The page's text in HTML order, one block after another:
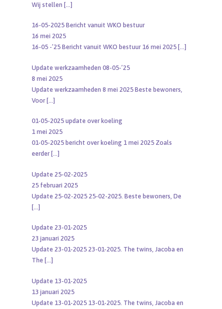
Wij stellen […]
16-05-2025 Bericht vanuit WKO bestuur
16 mei 2025
16-05 -’25 Bericht vanuit WKO bestuur 16 mei 2025 […]
Update werkzaamheden 08-05-’25
8 mei 2025
Update werkzaamheden 8 mei 2025 Beste bewoners,
Voor […]
01-05-2025 update over koeling
1 mei 2025
01-05-2025 bericht over koeling 1 mei 2025 Zoals
eerder […]
Update 25-02-2025
25 februari 2025
Update 25-02-2025 25-02-2025. Beste bewoners, De
[…]
Update 23-01-2025
23 januari 2025
Update 23-01-2025 23-01-2025. The twins, Jacoba en
The […]
Update 13-01-2025
13 januari 2025
Update 13-01-2025 13-01-2025. The twins, Jacoba en